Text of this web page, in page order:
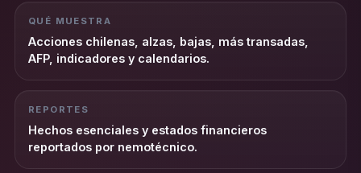
QUÉ MUESTRA
Acciones chilenas, alzas, bajas, más transadas,
AFP, indicadores y calendarios.
REPORTES
Hechos esenciales y estados financieros
reportados por nemotécnico.